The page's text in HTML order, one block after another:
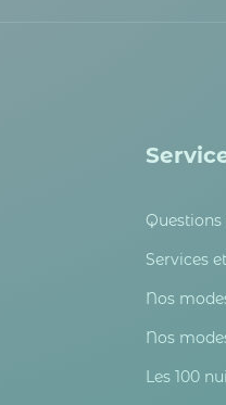
Services
Nos
Nos
Les 100